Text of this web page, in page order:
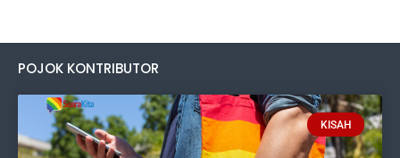
POJOK KONTRIBUTOR
KISAH